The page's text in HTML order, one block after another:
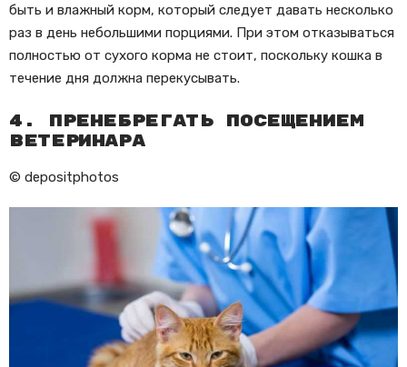
быть и влажный корм, который следует давать несколько
раз в день небольшими порциями. При этом отказываться
полностью от сухого корма не стоит, поскольку кошка в
течение дня должна перекусывать.
4. Пренебрегать посещением
ветеринара
© depositphotos